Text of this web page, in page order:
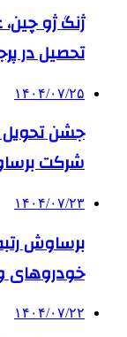
ژنگ ژو
تحصیل در
۱۴۰۴/۰۷/۲۵
جشن تحویل
شرکت
۱۴۰۴/۰۷/۲۳
برساوش
خودروهای
۱۴۰۴/۰۷/۲۲